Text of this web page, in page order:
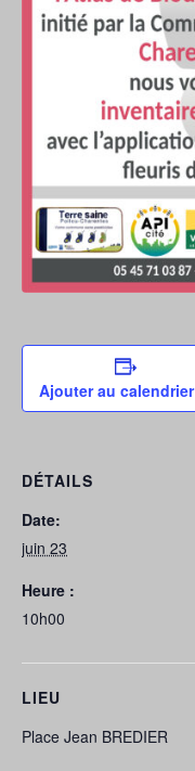
Ajouter au calendrier
DÉTAILS
Date:
juin 23
Heure :
10h00
LIEU
Place Jean BREDIER